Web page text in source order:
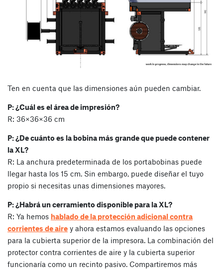
Ten en cuenta que las dimensiones aún pueden cambiar.
P: ¿Cuál es el área de impresión?
R: 36×36×36 cm
P: ¿De cuánto es la bobina más grande que puede contener
la XL?
R: La anchura predeterminada de los portabobinas puede
llegar hasta los 15 cm. Sin embargo, puede diseñar el tuyo
propio si necesitas unas dimensiones mayores.
P: ¿Habrá un cerramiento disponible para la XL?
R: Ya hemos hablado de la protección adicional contra
corrientes de aire y ahora estamos evaluando las opciones
para la cubierta superior de la impresora. La combinación del
protector contra corrientes de aire y la cubierta superior
funcionaría como un recinto pasivo. Compartiremos más